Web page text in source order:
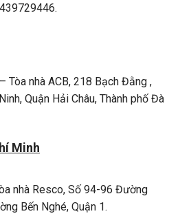
Tòa nhà ACB, 218 Bạch Đằng ,
Quận Hải Châu, Thành phố Đà
Minh
nhà Resco, Số 94-96 Đường
Bến Nghé, Quận 1.